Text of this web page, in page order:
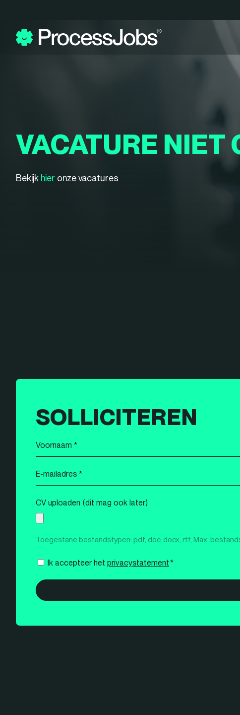
VACATURE NIET
Bekijk hier onze vacatures
SOLLICITEREN
Voornaam
*
E-
mailadres
*
CV uploaden (dit mag ook later)
Toegestane bestandstypen: pdf, doc, docx, rtf, Max.
Instemming
Ik accepteer het privacystatement*